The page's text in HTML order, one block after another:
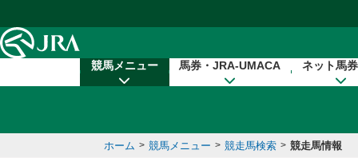
競馬メニュー 馬券・JRA-UMACA ネット馬
ホーム > 競馬メニュー > 競走馬検索 > 競走馬情報